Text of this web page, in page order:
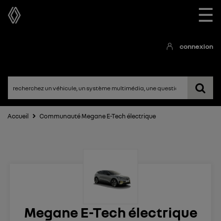
☰
connexion
Accueil Communauté Megane E-Tech électrique
Megane E-Tech électrique